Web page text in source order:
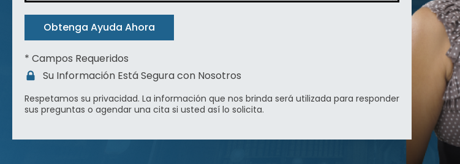
Obtenga Ayuda Ahora
* Campos Requeridos
Su Información Está Segura con Nosotros
Respetamos su privacidad. La información que nos brinda será utilizada para responder
sus preguntas o agendar una cita si usted así lo solicita.